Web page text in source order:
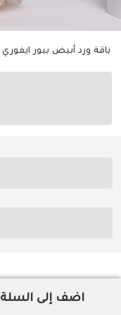
باقة ورد أبيض بيور ايفوري
اضف إلى السلة